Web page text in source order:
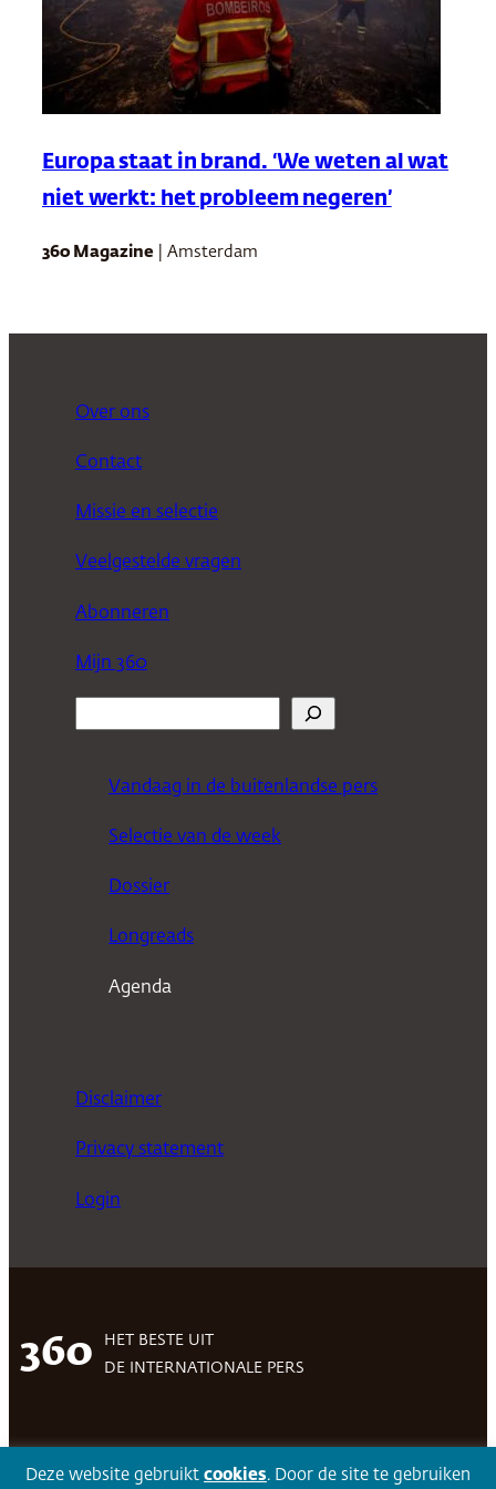
Europa staat in brand. ‘We weten al wat
niet werkt: het probleem negeren’
360 Magazine | Amsterdam
Over ons
Contact
Missie en selectie
Veelgestelde vragen
Abonneren
Mijn 360
Vandaag in de buitenlandse pers
Selectie van de week
Dossier
Longreads
Agenda
Disclaimer
Privacy statement
Login
360
HET BESTE UIT
DE INTERNATIONALE PERS
Volg 360Facebook LinkedIn Twitter
Deze website gebruikt cookies. Door de site te gebruiken